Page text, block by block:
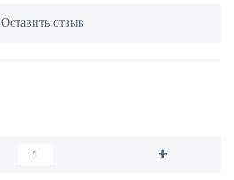
Оставить отзыв